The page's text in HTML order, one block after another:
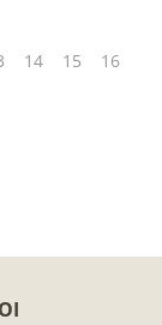
14 15
16